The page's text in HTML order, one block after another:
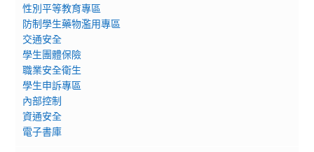
性別平等教育專區
防制學生藥物濫用專區
交通安全
學生團體保險
職業安全衛生
學生申訴專區
內部控制
資通安全
電子書庫